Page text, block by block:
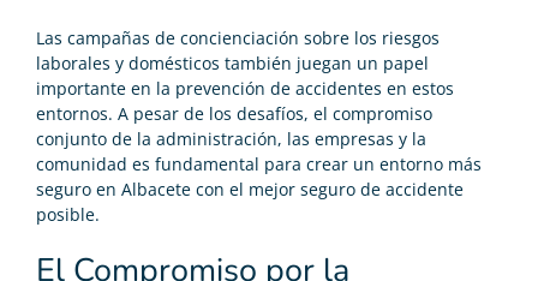
Las campañas de concienciación sobre los riesgos
laborales y domésticos también juegan un papel
importante en la prevención de accidentes en estos
entornos. A pesar de los desafíos, el compromiso
conjunto de la administración, las empresas y la
comunidad es fundamental para crear un entorno más
seguro en Albacete con el mejor seguro de accidente
posible.
El Compromiso por la